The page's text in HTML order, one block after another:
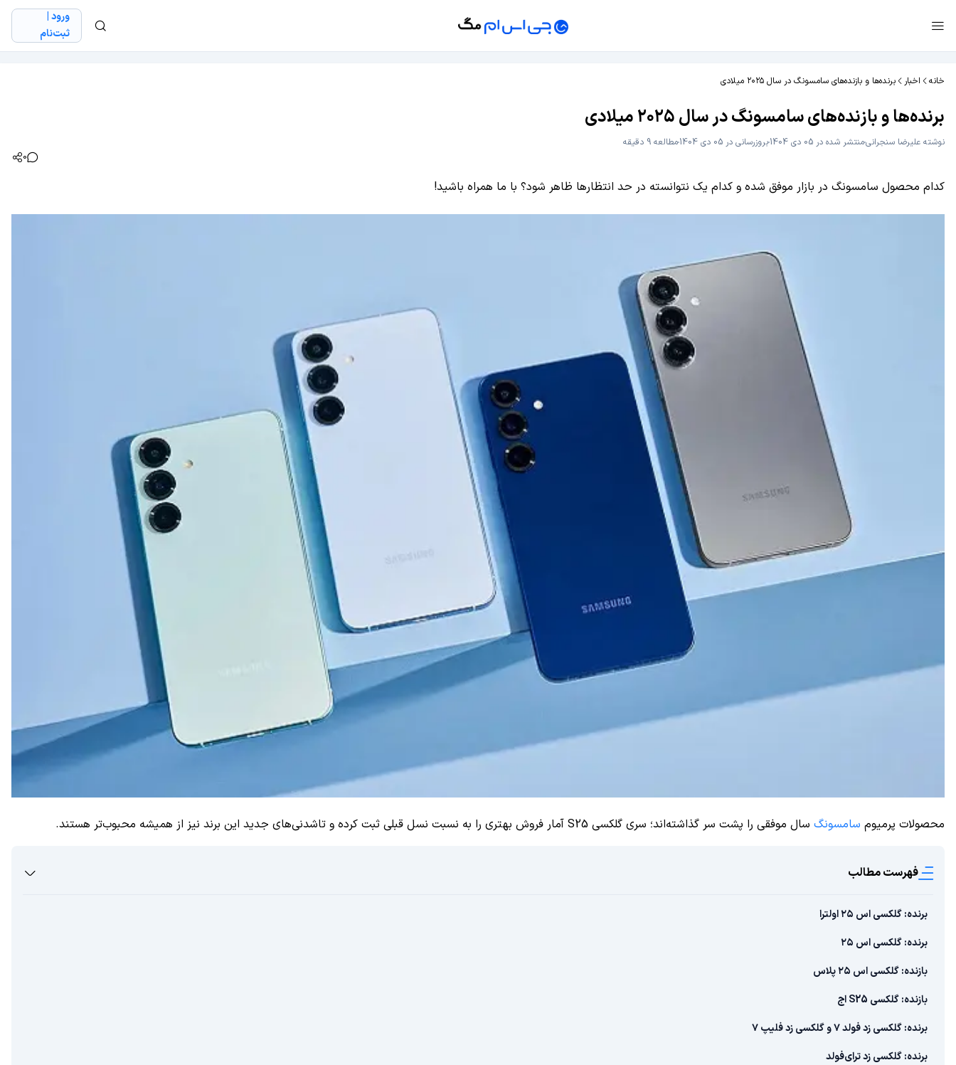
ورود |
ثبت‌نام
خانه اخبار برنده‌ها و بازنده‌های سامسونگ در سال ۲۰۲۵ میلادی
برنده‌ها و بازنده‌های سامسونگ در سال ۲۰۲۵ میلادی
نوشته علیرضا سنجرانیمنتشر شده در 05 دی 1404 بروزرسانی در 05 دی 1404
مطالعه 9 دقیقه
0
کدام محصول سامسونگ در بازار موفق شده و کدام یک نتوانسته در حد انتظارها ظاهر شود؟ با ما همراه باشید!
محصولات پرمیوم سامسونگ سال موفقی را پشت سر گذاشته‌اند؛ سری گلکسی S25 آمار فروش بهتری را به نسبت نسل قبلی ثبت کرده و تاشدنی‌های جدید این برند نیز از همیشه محبوب‌تر هستند.
فهرست مطالب
برنده: گلکسی اس ۲۵ اولترا
برنده: گلکسی اس ۲۵
بازنده: گلکسی اس ۲۵ پلاس
بازنده: گلکسی S25 اج
برنده: گلکسی زد فولد ۷ و گلکسی زد فلیپ ۷
برنده: گلکسی زد ترای‌فولد